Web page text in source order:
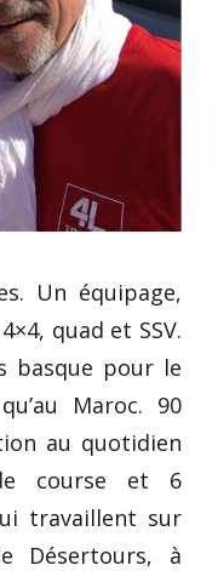
Un équipage,
quad et SSV.
basque pour le
Maroc. 90
au quotidien
course et 6
travaillent sur
Désertours, à